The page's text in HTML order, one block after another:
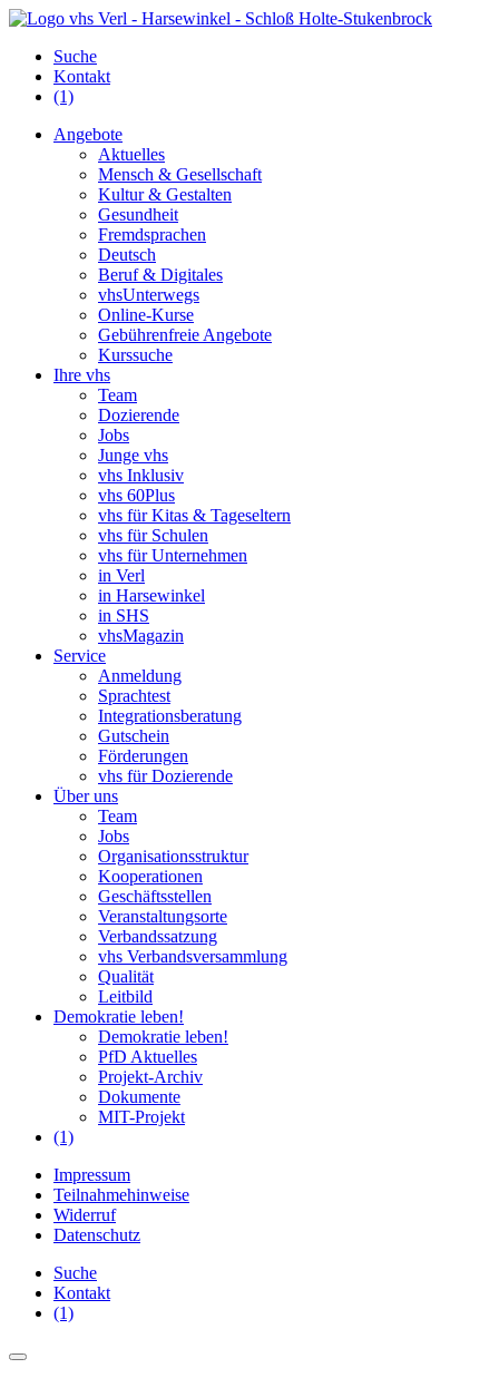
Suche
Kontakt
(1)
Angebote
Aktuelles
Mensch & Gesellschaft
Kultur & Gestalten
Gesundheit
Fremdsprachen
Deutsch
Beruf & Digitales
vhsUnterwegs
Online-Kurse
Gebührenfreie Angebote
Kurssuche
Ihre vhs
Team
Dozierende
Jobs
Junge vhs
vhs Inklusiv
vhs 60Plus
vhs für Kitas & Tageseltern
vhs für Schulen
vhs für Unternehmen
in Verl
in Harsewinkel
in SHS
vhsMagazin
Service
Anmeldung
Sprachtest
Integrationsberatung
Gutschein
Förderungen
vhs für Dozierende
Über uns
Team
Jobs
Organisationsstruktur
Kooperationen
Geschäftsstellen
Veranstaltungsorte
Verbandssatzung
vhs Verbandsversammlung
Qualität
Leitbild
Demokratie leben!
Demokratie leben!
PfD Aktuelles
Projekt-Archiv
Dokumente
MIT-Projekt
(1)
Impressum
Teilnahmehinweise
Widerruf
Datenschutz
Suche
Kontakt
(1)